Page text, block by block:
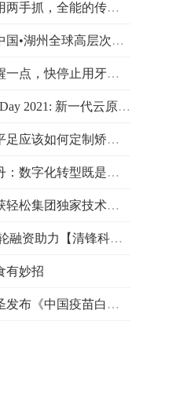
，全能的传祺M6 PRO实在太香
球高层次人才创新创业大赛北京城市赛
快停止用牙开瓶盖的迷惑行为
新一代云原生数据中台仰世而来
应该如何定制矫正鞋
化转型既是持久战更是攻坚战
家技术支持，年度民心工程医保南通保
清锋科技】拓展齿科、医疗、消费等市场
有妙招
国疫苗白皮书》， “疫苗投行”苏州启航